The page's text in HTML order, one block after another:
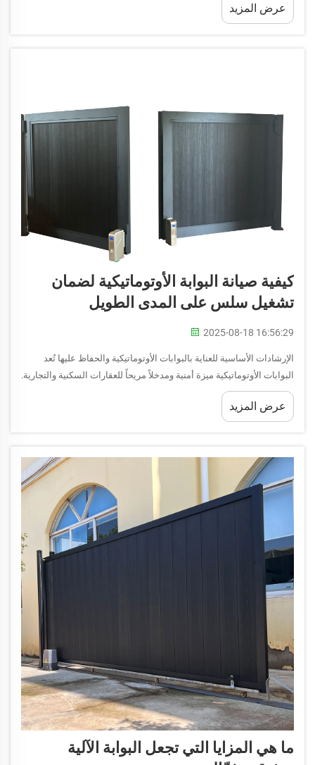
عرض المزيد
كيفية صيانة البوابة الأوتوماتيكية لضمان
تشغيل سلس على المدى الطويل
2025-08-18 16:56:29
الإرشادات الأساسية للعناية بالبوابات الأوتوماتيكية والحفاظ عليها تُعد
البوابات الأوتوماتيكية ميزة أمنية ومدخلاً مريحاً للعقارات السكنية والتجارية.
وتحقيق صيانة مناسبة لهذه الأنظمة المتطورة يضمن استمراريتها في
الأداء...
عرض المزيد
ما هي المزايا التي تجعل البوابة الآلية